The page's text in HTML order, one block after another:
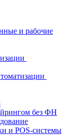
и рабочие
без ФН
и POS-системы